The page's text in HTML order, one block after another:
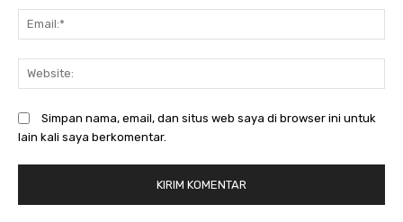
Simpan nama, email, dan situs web saya di browser ini untuk
lain kali saya berkomentar.